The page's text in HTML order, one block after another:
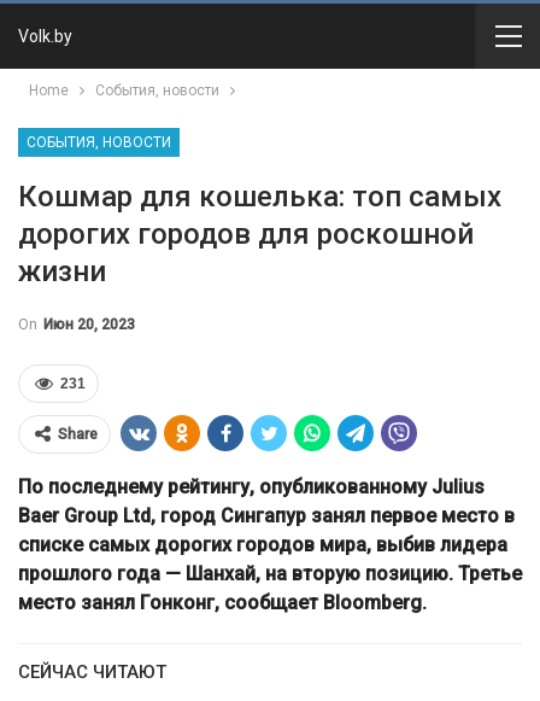
Volk.by
Home События, новости
СОБЫТИЯ, НОВОСТИ
Кошмар для кошелька: топ самых
дорогих городов для роскошной
жизни
On Июн 20, 2023
231
Share
По последнему рейтингу, опубликованному Julius
Baer Group Ltd, город Сингапур занял первое место в
списке самых дорогих городов мира, выбив лидера
прошлого года — Шанхай, на вторую позицию. Третье
место занял Гонконг, сообщает Bloomberg.
СЕЙЧАС ЧИТАЮТ